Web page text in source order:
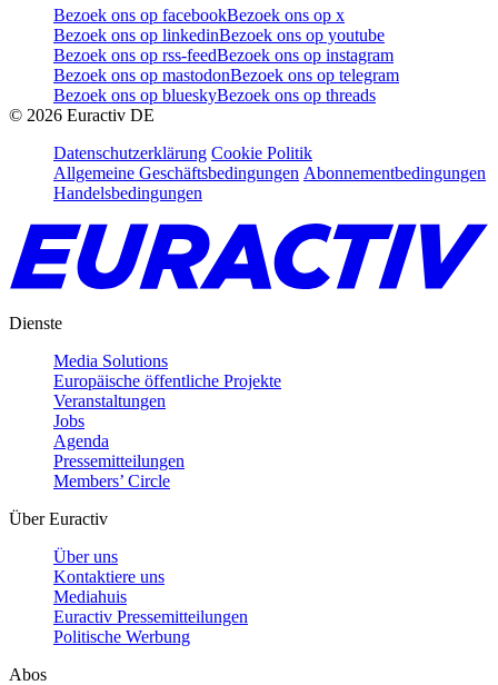
Bezoek ons op facebookBezoek ons op x
Bezoek ons op linkedinBezoek ons op youtube
Bezoek ons op rss-feedBezoek ons op instagram
Bezoek ons op mastodonBezoek ons op telegram
Bezoek ons op blueskyBezoek ons op threads
© 2026 Euractiv DE
Datenschutzerklärung Cookie Politik
Allgemeine Geschäftsbedingungen Abonnementbedingungen
Handelsbedingungen
Dienste
Media Solutions
Europäische öffentliche Projekte
Veranstaltungen
Jobs
Agenda
Pressemitteilungen
Members’ Circle
Über Euractiv
Über uns
Kontaktiere uns
Mediahuis
Euractiv Pressemitteilungen
Politische Werbung
Abos